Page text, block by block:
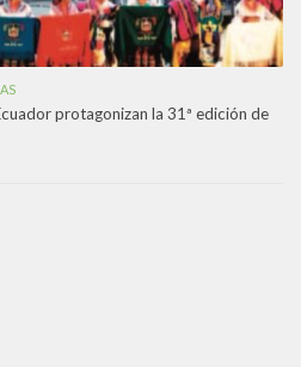
protagonizan la 31ª edición de